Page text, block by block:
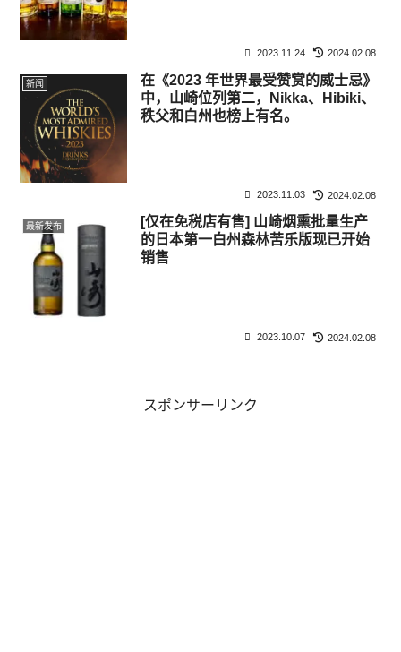
2023.11.24 2024.02.08
新闻
在《2023 年世界最受赞赏的威士忌》
中，山崎位列第二，Nikka、Hibiki、
秩父和白州也榜上有名。
2023.11.03 2024.02.08
最新发布
[仅在免税店有售] 山崎烟熏批量生产
的日本第一白州森林苦乐版现已开始
销售
2023.10.07 2024.02.08
スポンサーリンク